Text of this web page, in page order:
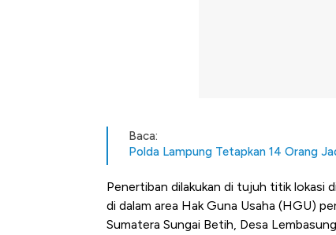
Baca:
Polda Lampung Tetapkan 14 Orang
Penertiban dilakukan di tujuh titik lokasi
di dalam area Hak Guna Usaha (HGU)
Sumatera Sungai Betih, Desa